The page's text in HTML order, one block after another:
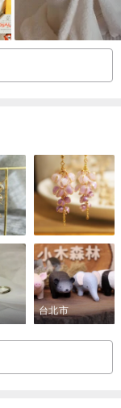
台北市